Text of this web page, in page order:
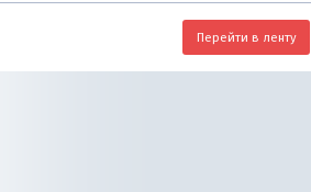
Перейти в ленту